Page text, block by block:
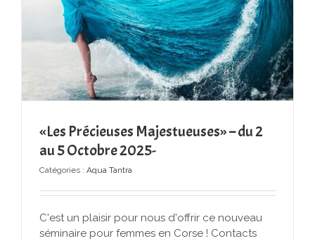
«Les Précieuses Majestueuses» – du 2
au 5 Octobre 2025-
Catégories : Aqua Tantra
C'est un plaisir pour nous d'offrir ce nouveau
séminaire pour femmes en Corse ! Contacts